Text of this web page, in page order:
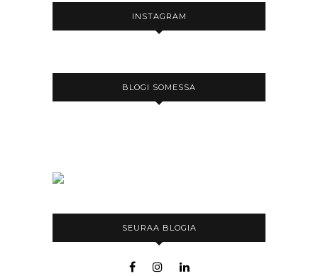
INSTAGRAM
BLOGI SOMESSA
SEURAA BLOGIA